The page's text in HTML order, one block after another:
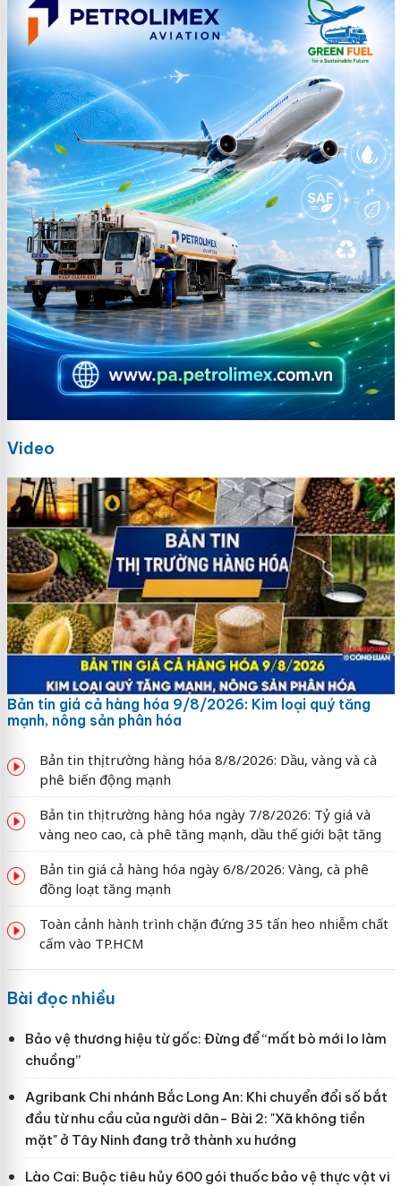
Video
Bản tin giá cả hàng hóa 9/8/2026: Kim loại quý tăng
mạnh, nông sản phân hóa
Bản tin thị trường hàng hóa 8/8/2026: Dầu, vàng và cà
phê biến động mạnh
Bản tin thị trường hàng hóa ngày 7/8/2026: Tỷ giá và
vàng neo cao, cà phê tăng mạnh, dầu thế giới bật tăng
Bản tin giá cả hàng hóa ngày 6/8/2026: Vàng, cà phê
đồng loạt tăng mạnh
Toàn cảnh hành trình chặn đứng 35 tấn heo nhiễm chất
cấm vào TP.HCM
Bài đọc nhiều
Bảo vệ thương hiệu từ gốc: Đừng để “mất bò mới lo làm
chuồng”
Agribank Chi nhánh Bắc Long An: Khi chuyển đổi số bắt
đầu từ nhu cầu của người dân- Bài 2: "Xã không tiền
mặt" ở Tây Ninh đang trở thành xu hướng
Lào Cai: Buộc tiêu hủy 600 gói thuốc bảo vệ thực vật vi